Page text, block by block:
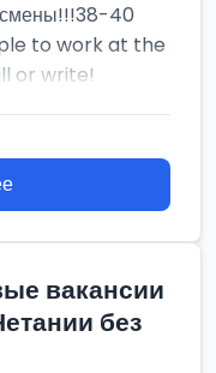
смены!!!38-40
to work at the
or write!
вакансии
без